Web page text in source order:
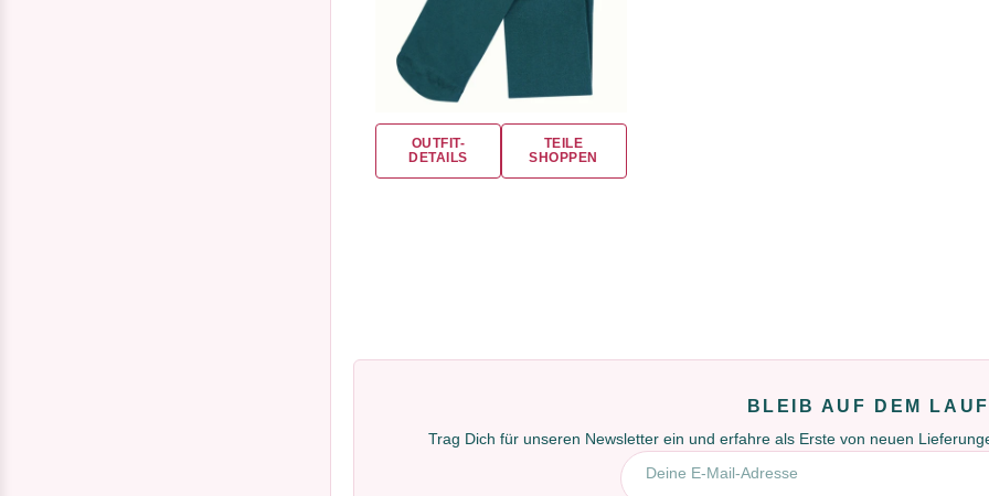
OUTFIT-
DETAILS
TEILE
SHOPPEN
BLEIB AUF DEM
Trag Dich für unseren Newsletter ein und erfahre als Erste von neuen
E-Mail-Adresse